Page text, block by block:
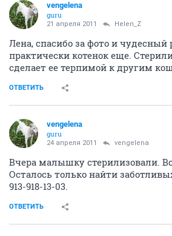
vengelena
guru
21 апреля 2011 Helen_Z
Лена, спасибо за фото и чудесный
практически котенок еще.
сделает ее терпимой к другим
ОТВЕТИТЬ
vengelena
guru
24 апреля 2011 vengelena
Вчера малышку стерилизовали.
Осталось только найти
913-918-13-03.
ОТВЕТИТЬ